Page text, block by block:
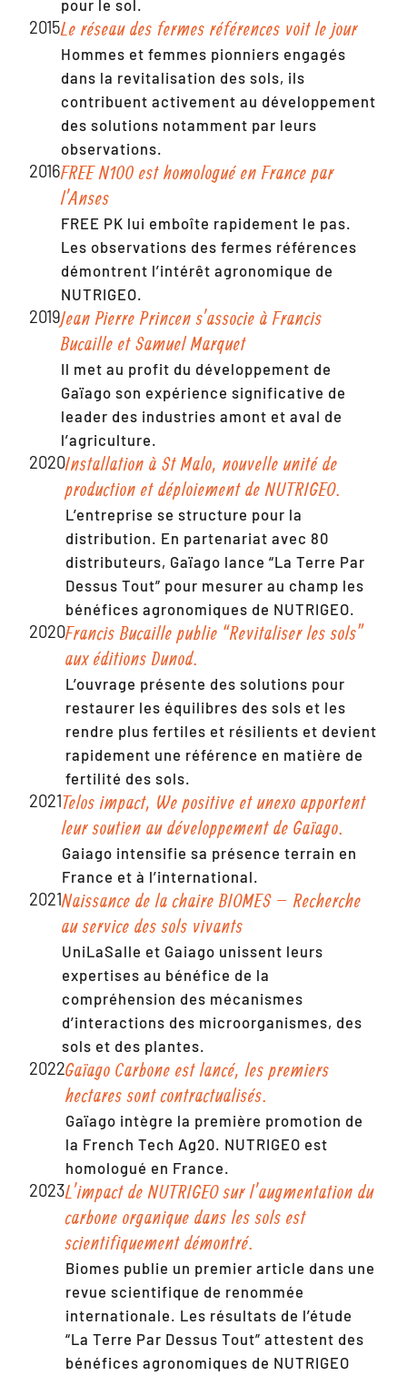
pour le sol.
2015Le réseau des fermes références voit le jour
Hommes et femmes pionniers engagés
dans la revitalisation des sols, ils
contribuent activement au développement
des solutions notamment par leurs
observations.
2016FREE N100 est homologué en France par
l’Anses
FREE PK lui emboîte rapidement le pas.
Les observations des fermes références
démontrent l’intérêt agronomique de
NUTRIGEO.
2019Jean Pierre Princen s’associe à Francis
Bucaille et Samuel Marquet
Il met au profit du développement de
Gaïago son expérience significative de
leader des industries amont et aval de
l’agriculture.
2020Installation à St Malo, nouvelle unité de
production et déploiement de NUTRIGEO.
L’entreprise se structure pour la
distribution. En partenariat avec 80
distributeurs, Gaïago lance “La Terre Par
Dessus Tout” pour mesurer au champ les
bénéfices agronomiques de NUTRIGEO.
2020Francis Bucaille publie “Revitaliser les sols”
aux éditions Dunod.
L’ouvrage présente des solutions pour
restaurer les équilibres des sols et les
rendre plus fertiles et résilients et devient
rapidement une référence en matière de
fertilité des sols.
2021Telos impact, We positive et unexo apportent
leur soutien au développement de Gaïago.
Gaiago intensifie sa présence terrain en
France et à l’international.
2021Naissance de la chaire BIOMES – Recherche
au service des sols vivants
UniLaSalle et Gaiago unissent leurs
expertises au bénéfice de la
compréhension des mécanismes
d’interactions des microorganismes, des
sols et des plantes.
2022Gaïago Carbone est lancé, les premiers
hectares sont contractualisés.
Gaïago intègre la première promotion de
la French Tech Ag20. NUTRIGEO est
homologué en France.
2023L’impact de NUTRIGEO sur l’augmentation du
carbone organique dans les sols est
scientifiquement démontré.
Biomes publie un premier article dans une
revue scientifique de renommée
internationale. Les résultats de l’étude
“La Terre Par Dessus Tout” attestent des
bénéfices agronomiques de NUTRIGEO